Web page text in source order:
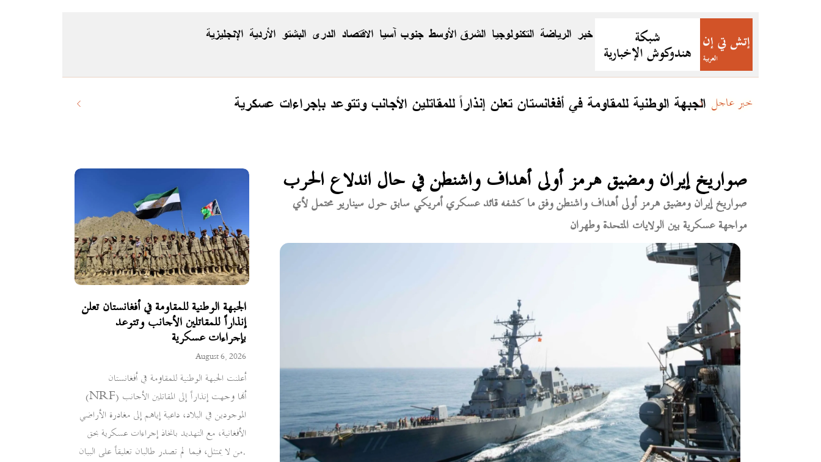
الاقتصاد جنوب آسيا الشرق الأوسط التكنولوجيا الرياضة خبر الإنجليزية الأردية البشتو الدری
الجبهة الوطنية للمقاومة في أفغانستان تعلن إنذاراً للمقاتلين الأجانب وتتوعد بإجراءات عسكرية خبر عاجل
الجبهة الوطنية للمقاومة في أفغانستان تعلن
إنذاراً للمقاتلين الأجانب وتتوعد
بإجراءات عسكرية
August 6, 2026
أعلنت الجبهة الوطنية للمقاومة في أفغانستان
(NRF) أنها وجهت إنذاراً إلى المقاتلين الأجانب
الموجودين في البلاد، داعية إياهم إلى مغادرة الأراضي
الأفغانية، مع التهديد باتخاذ إجراءات عسكرية بحق
من لا يمتثل، فيما لم تصدر طالبان تعليقاً على البيان.
صواريخ إيران ومضيق هرمز أولى أهداف واشنطن في حال اندلاع الحرب
صواريخ إيران ومضيق هرمز أولى أهداف واشنطن وفق ما كشفه قائد عسكري أمريكي سابق حول سيناريو محتمل لأي
مواجهة عسكرية بين الولايات المتحدة وطهران